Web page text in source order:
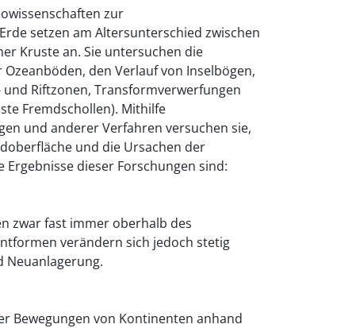
zur
setzen am Altersunterschied zwischen
Kruste an. Sie untersuchen die
den Verlauf von Inselbögen,
Riftzonen, Transformverwerfungen
Fremdschollen). Mithilfe
und anderer Verfahren versuchen sie,
und die Ursachen der
Ergebnisse dieser Forschungen sind:
zwar fast immer oberhalb des
verändern sich jedoch stetig
Bewegungen von Kontinenten anhand